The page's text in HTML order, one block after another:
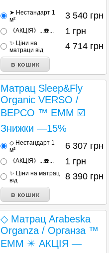
➤ Нестандарт 1
м²
3 540 грн
《АКЦІЯ》...☎️... 1 грн
✨ Ціни на
матраци від
4 714 грн
Матрац Sleep&Fly
Organic VERSO /
ВЕРСО ™ ЕММ ☑️
Знижки —15%
◇ Нестандарт 1
м²
6 307 грн
《АКЦІЯ》...☎️... 1 грн
✨ Ціни на матрац
від
8 390 грн
◇ Матрац Arabeska
Organza / Органза ™
ЕММ ✴️ АКЦІЯ —